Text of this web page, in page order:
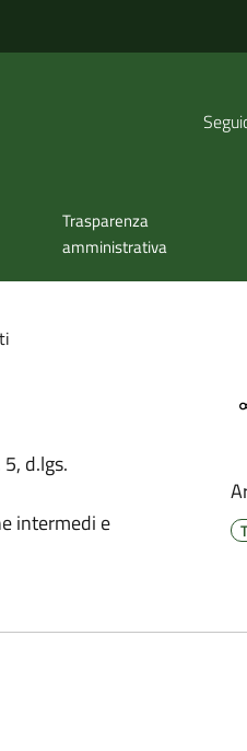
Trasparenza
amministrativa
d.lgs.
intermedi e